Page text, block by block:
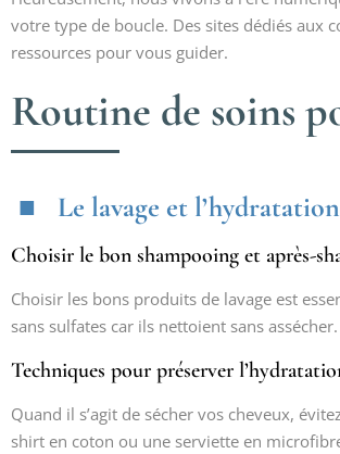
votre type de boucle. Des sites dédiés aux
ressources pour vous guider.
Routine de soins
Le lavage et l’hydratation
Choisir le bon shampooing et après-
Choisir les bons produits de lavage est
sans sulfates car ils nettoient sans
Techniques pour préserver
Quand il s’agit de sécher vos cheveux,
shirt en coton ou une serviette en